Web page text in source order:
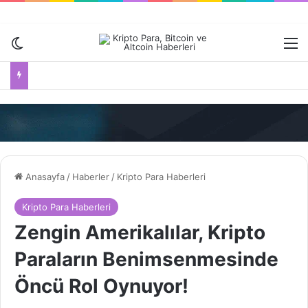
Dış görünümü değiştir
Anasayfa/ Haberler/ Kripto Para Haberleri
Kripto Para Haberleri
Zengin Amerikalılar, Kripto
Paraların Benimsenmesinde
Öncü Rol Oynuyor!